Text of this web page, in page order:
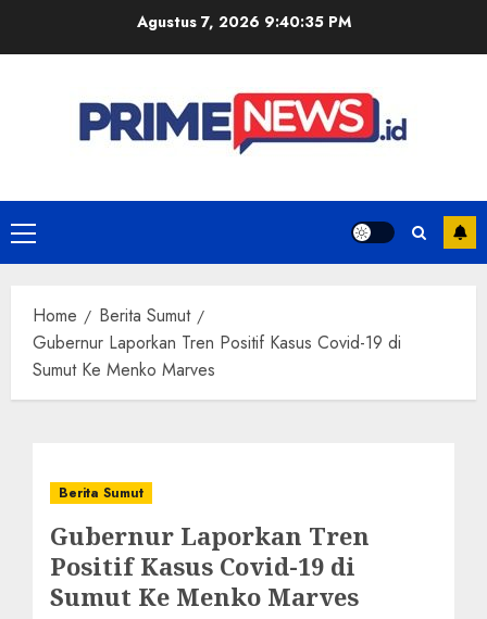
Agustus 7, 2026 9:40:35 PM
Primary
Menu
Home
Berita Sumut
Gubernur Laporkan Tren Positif Kasus Covid-19 di
Sumut Ke Menko Marves
Berita Sumut
Gubernur Laporkan Tren
Positif Kasus Covid-19 di
Sumut Ke Menko Marves